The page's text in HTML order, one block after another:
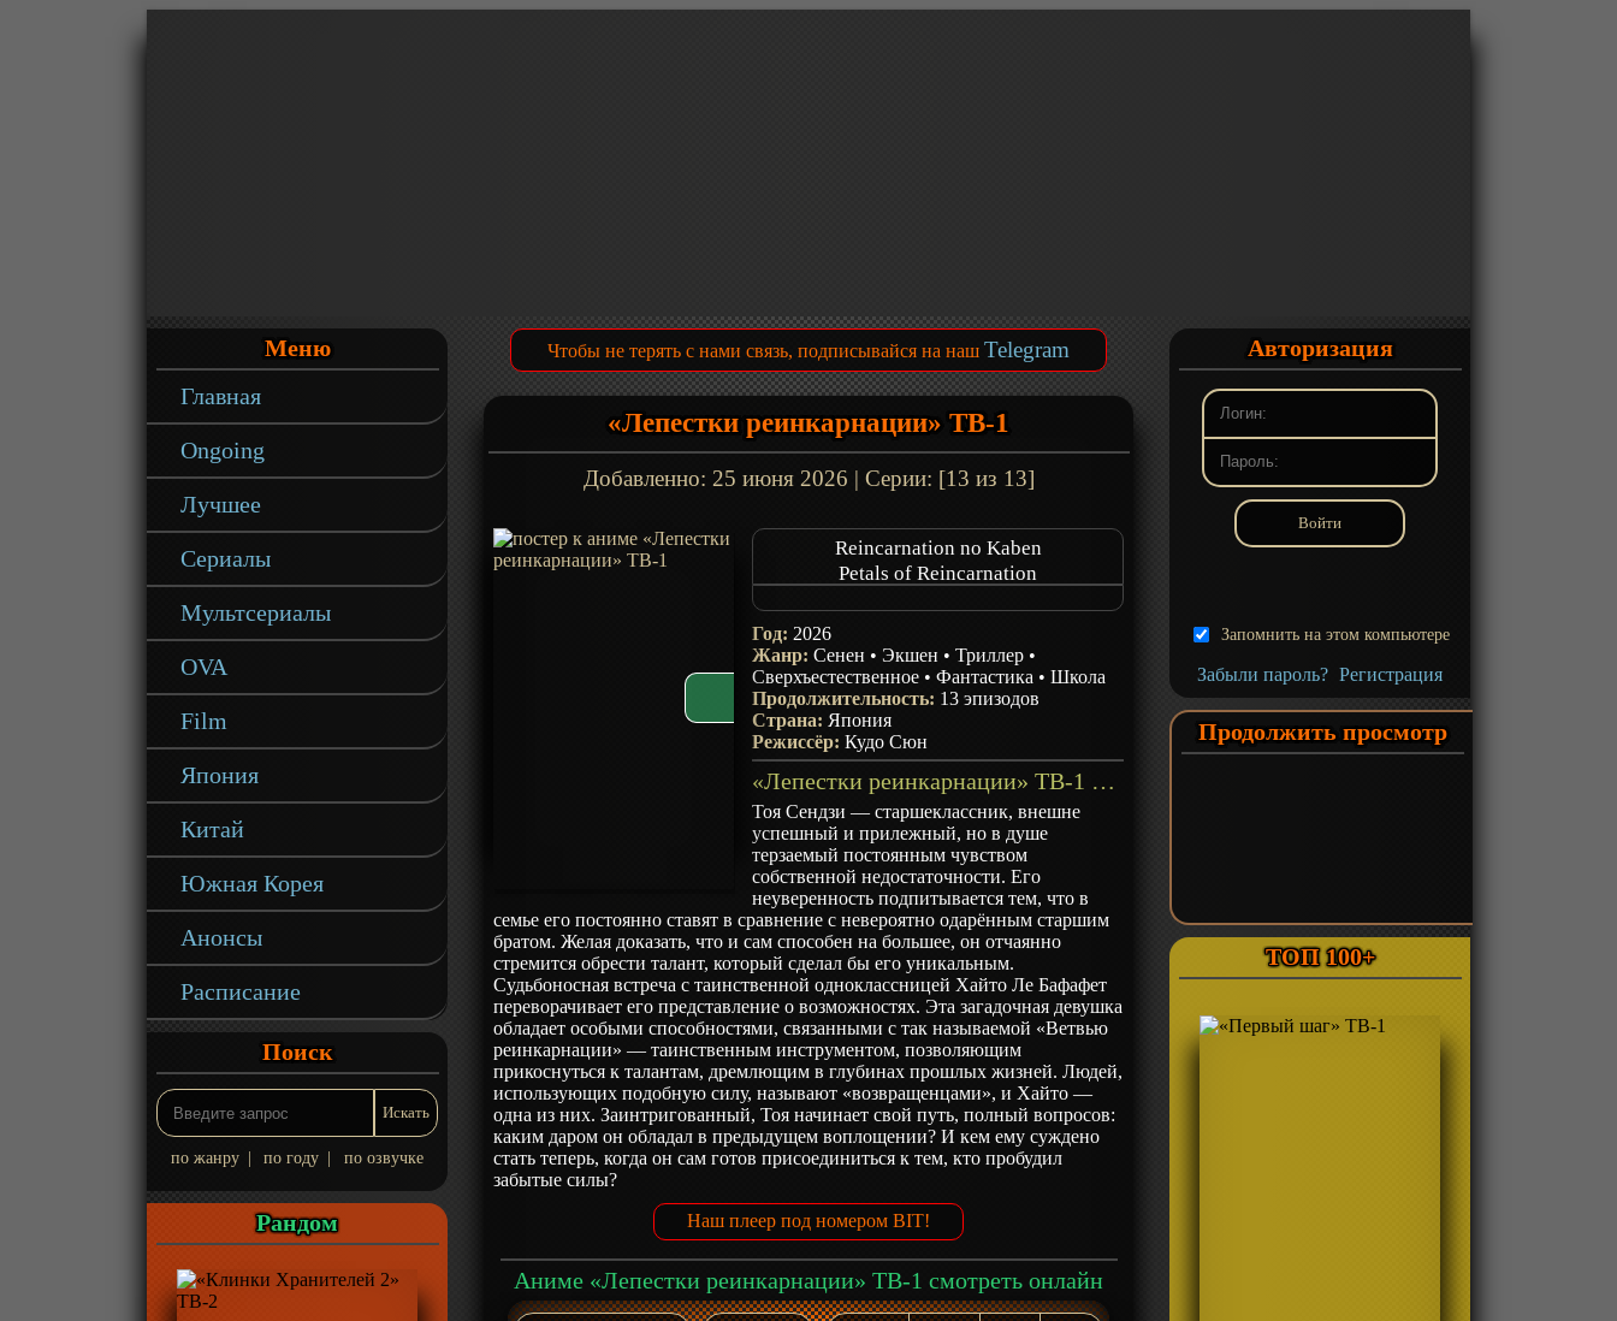
Меню
Главная
Ongoing
Лучшее
Сериалы
Мультсериалы
OVA
Film
Япония
Китай
Южная Корея
Анонсы
Расписание
Поиск
по жанру по году по озвучке
Рандом
Чтобы не терять с нами связь, подписывайся на наш Telegram
«Лепестки реинкарнации» ТВ-1
Добавленно: 25 июня 2026 | Серии: [13 из 13]
Reincarnation no Kaben
Petals of Reincarnation
Год: 2026
Жанр:Сенен •Экшен •Триллер •
Сверхъестественное •Фантастика •Школа
Продолжительность: 13 эпизодов
Страна: Япония
Режиссёр:Кудо Сюн
«Лепестки реинкарнации» ТВ-1 - описание
Тоя Сендзи — старшеклассник, внешне
успешный и прилежный, но в душе
терзаемый постоянным чувством
собственной недостаточности. Его
неуверенность подпитывается тем, что в
семье его постоянно ставят в сравнение с невероятно одарённым старшим
братом. Желая доказать, что и сам способен на большее, он отчаянно
стремится обрести талант, который сделал бы его уникальным.
Судьбоносная встреча с таинственной одноклассницей Хайто Ле Бафафет
переворачивает его представление о возможностях. Эта загадочная девушка
обладает особыми способностями, связанными с так называемой «Ветвью
реинкарнации» — таинственным инструментом, позволяющим
прикоснуться к талантам, дремлющим в глубинах прошлых жизней. Людей,
использующих подобную силу, называют «возвращенцами», и Хайто —
одна из них. Заинтригованный, Тоя начинает свой путь, полный вопросов:
каким даром он обладал в предыдущем воплощении? И кем ему суждено
стать теперь, когда он сам готов присоединиться к тем, кто пробудил
забытые силы?
Наш плеер под номером BIT!
Аниме «Лепестки реинкарнации» ТВ-1 смотреть онлайн
Авторизация
Запомнить на этом компьютере
Забыли пароль? Регистрация
Продолжить просмотр
ТОП 100+